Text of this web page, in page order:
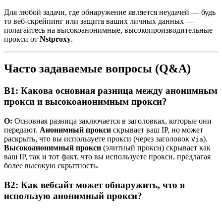
Для любой задачи, где обнаружение является неудачей — будь
то веб-скрейпинг или защита ваших личных данных —
полагайтесь на высокоанонимные, высокопроизводительные
прокси от Nstproxy.
Часто задаваемые вопросы (Q&A)
В1: Какова основная разница между анонимным
прокси и высокоанонимным прокси?
О: Основная разница заключается в заголовках, которые они
передают. Анонимный прокси скрывает ваш IP, но может
раскрыть, что вы используете прокси (через заголовок Via).
Высокоанонимный прокси (элитный прокси) скрывает как
ваш IP, так и тот факт, что вы используете прокси, предлагая
более высокую скрытность.
В2: Как вебсайт может обнаружить, что я
использую анонимный прокси?